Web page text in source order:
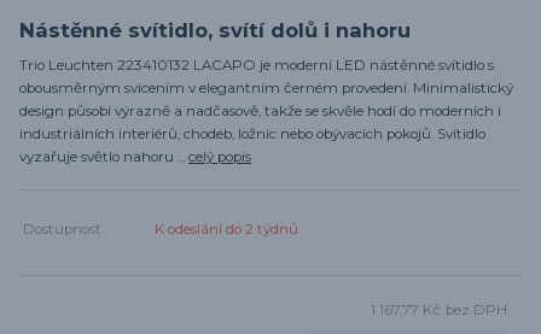
Nástěnné svítidlo, svítí dolů i nahoru
Trio Leuchten 223410132 LACAPO je moderní LED nástěnné svítidlo s
obousměrným svícením v elegantním černém provedení. Minimalistický
design působí výrazně a nadčasově, takže se skvěle hodí do moderních i
industriálních interiérů, chodeb, ložnic nebo obývacích pokojů. Svítidlo
vyzařuje světlo nahoru ... celý popis
Dostupnost K odeslání do 2 týdnů
1 167,77 Kč bez DPH